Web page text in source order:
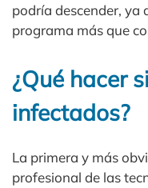
podría descender, ya
programa más que
¿Qué hacer
infectados?
La primera y más
profesional de las